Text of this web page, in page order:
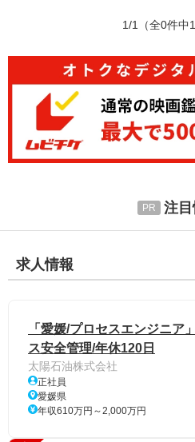
1/1 （全0件中
注
求人情報
「愛媛/プロセスエンジニア
ス安全管理/年休120日
太陽石油株式会社
正社員
愛媛県
年収610万円～2,000万円